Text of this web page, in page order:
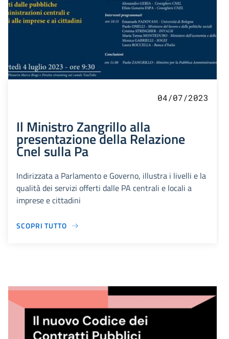
04/07/2023
Il Ministro Zangrillo alla
presentazione della Relazione
Cnel sulla Pa
Indirizzata a Parlamento e Governo, illustra i livelli e la
qualità dei servizi offerti dalle PA centrali e locali a
imprese e cittadini
SCOPRI TUTTO